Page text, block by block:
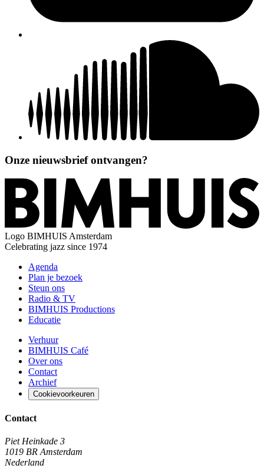
Onze nieuwsbrief ontvangen?
Logo BIMHUIS Amsterdam
Celebrating jazz since 1974
Agenda
Plan je bezoek
Steun ons
Radio & TV
BIMHUIS Productions
Educatie
Verhuur
BIMHUIS Café
Over ons
Contact
Archief
Cookievoorkeuren
Contact
Piet Heinkade 3
1019 BR Amsterdam
Nederland